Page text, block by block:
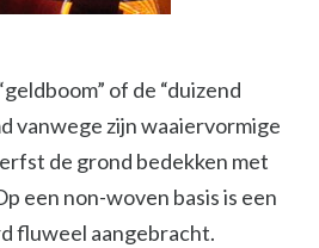
of de “duizend
vanwege zijn waaiervormige
de grond bedekken met
een non-woven basis is een
fluweel aangebracht.